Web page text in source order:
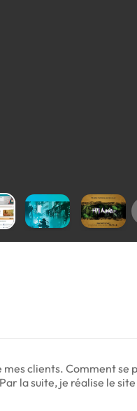
clients. Comment se
la suite, je réalise le